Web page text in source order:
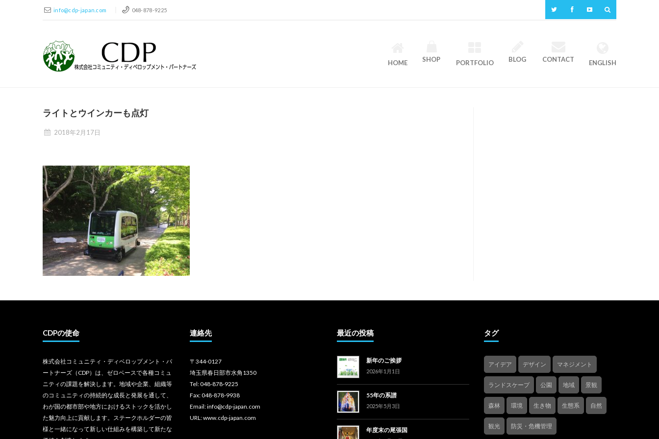
info@cdp-japan.com 048-878-9225
HOME SHOP PORTFOLIO BLOG CONTACT ENGLISH
ライトとウインカーも点灯
2018年2月17日
CDPの使命
株式会社コミュニティ・ディベロップメント・パ
ートナーズ（CDP）は、ゼロベースで各種コミュ
ニティの課題を解決します。地域や企業、組織等
のコミュニティの持続的な成長と発展を通して、
わが国の都市部や地方におけるストックを活かし
た魅力向上に貢献します。ステークホルダーの皆
様と一緒になって新しい仕組みを構築して新たな
連絡先
〒344-0127
埼玉県春日部市水角1350
Tel: 048-878-9225
Fax: 048-878-9938
Email: info@cdp-japan.com
URL: www.cdp-japan.com
最近の投稿
新年のご挨拶
2026年1月1日
55年の系譜
2025年5月3日
年度末の尾張国
タグ
アイデア デザイン マネジメント
ランドスケープ 公園 地域 景観
森林 環境 生き物 生態系 自然
観光 防災・危機管理